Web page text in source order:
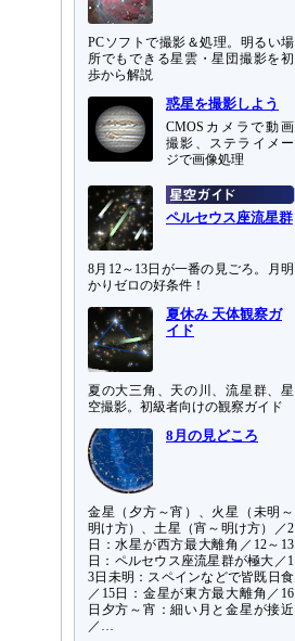
PCソフトで撮影＆処理。明るい場
所でもできる星雲・星団撮影を初
歩から解説
惑星を撮影しよう
CMOSカメラで動画
撮影、ステライメー
ジで画像処理
ペルセウス座流星群
8月12～13日が一番の見ごろ。月明
かりゼロの好条件！
夏休み 天体観察ガ
イド
夏の大三角、天の川、流星群、星
空撮影。初級者向けの観察ガイド
8月の見どころ
金星（夕方～宵）、火星（未明～
明け方）、土星（宵～明け方）／2
日：水星が西方最大離角／12～13
日：ペルセウス座流星群が極大／1
3日未明：スペインなどで皆既日食
／15日：金星が東方最大離角／16
日夕方～宵：細い月と金星が接近
／…